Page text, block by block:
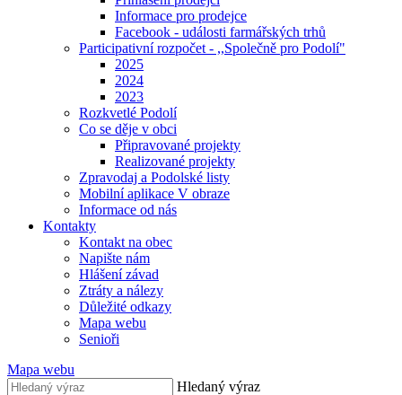
Informace pro prodejce
Facebook - události farmářských trhů
Participativní rozpočet - ,,Společně pro Podolí"
2025
2024
2023
Rozkvetlé Podolí
Co se děje v obci
Připravované projekty
Realizované projekty
Zpravodaj a Podolské listy
Mobilní aplikace V obraze
Informace od nás
Kontakty
Kontakt na obec
Napište nám
Hlášení závad
Ztráty a nálezy
Důležité odkazy
Mapa webu
Senioři
Mapa webu
Hledaný výraz